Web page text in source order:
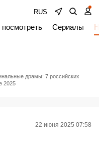
RUS
посмотреть Сериалы
драмы: 7 российских
2025
22 июня 2025 07:58